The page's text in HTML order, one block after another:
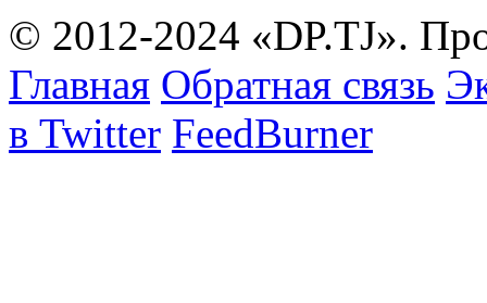
© 2012-2024 «DP.TJ».
Главная Обратная связь
в Twitter FeedBurner